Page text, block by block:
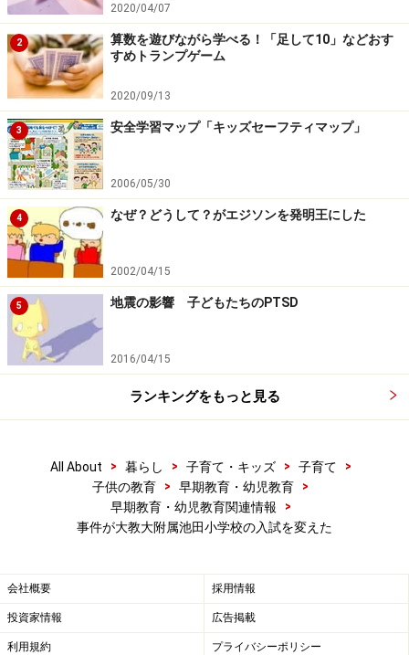
2020/04/07
2
算数を遊びながら学べる！「足して10」などおす
すめトランプゲーム
2020/09/13
3 安全学習マップ「キッズセーフティマップ」
2006/05/30
4 なぜ？どうして？がエジソンを発明王にした
2002/04/15
5 地震の影響 子どもたちのPTSD
2016/04/15
ランキングをもっと見る
All About > 暮らし > 子育て・キッズ > 子育て
>
子供の教育
> 早期教育・幼児教育
>
早期教育・幼児教育関連情報
>
事件が大教大附属池田小学校の入試を変えた
会社概要 採用情報
投資家情報 広告掲載
利用規約 プライバシーポリシー